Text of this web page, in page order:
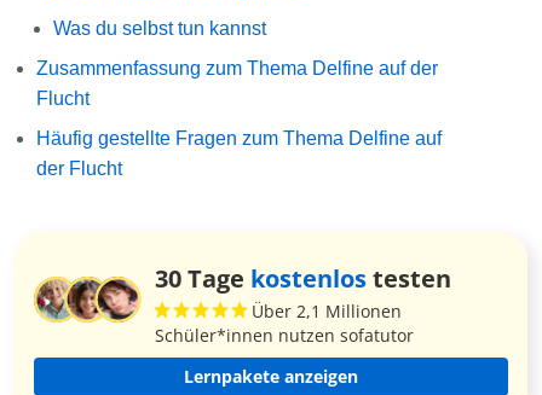
Was du selbst tun kannst
Zusammenfassung zum Thema Delfine auf der
Flucht
Häufig gestellte Fragen zum Thema Delfine auf
der Flucht
30 Tage kostenlostesten
Über 2,1 Millionen
Schüler*innen nutzen sofatutor
Lernpakete anzeigen